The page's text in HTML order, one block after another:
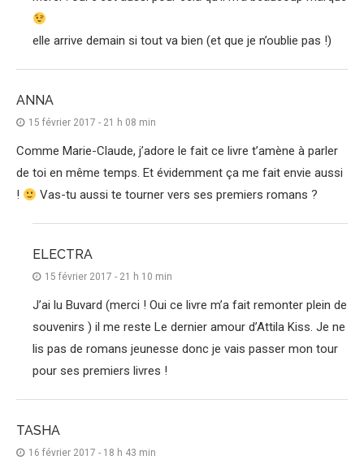
elle arrive demain si tout va bien (et que je n’oublie pas !)
ANNA
15 février 2017 - 21 h 08 min
Comme Marie-Claude, j’adore le fait ce livre t’amène à parler
de toi en même temps. Et évidemment ça me fait envie aussi
!
Vas-tu aussi te tourner vers ses premiers romans ?
ELECTRA
15 février 2017 - 21 h 10 min
J’ai lu Buvard (merci ! Oui ce livre m’a fait remonter plein de
souvenirs ) il me reste Le dernier amour d’Attila Kiss. Je ne
lis pas de romans jeunesse donc je vais passer mon tour
pour ses premiers livres !
TASHA
16 février 2017 - 18 h 43 min